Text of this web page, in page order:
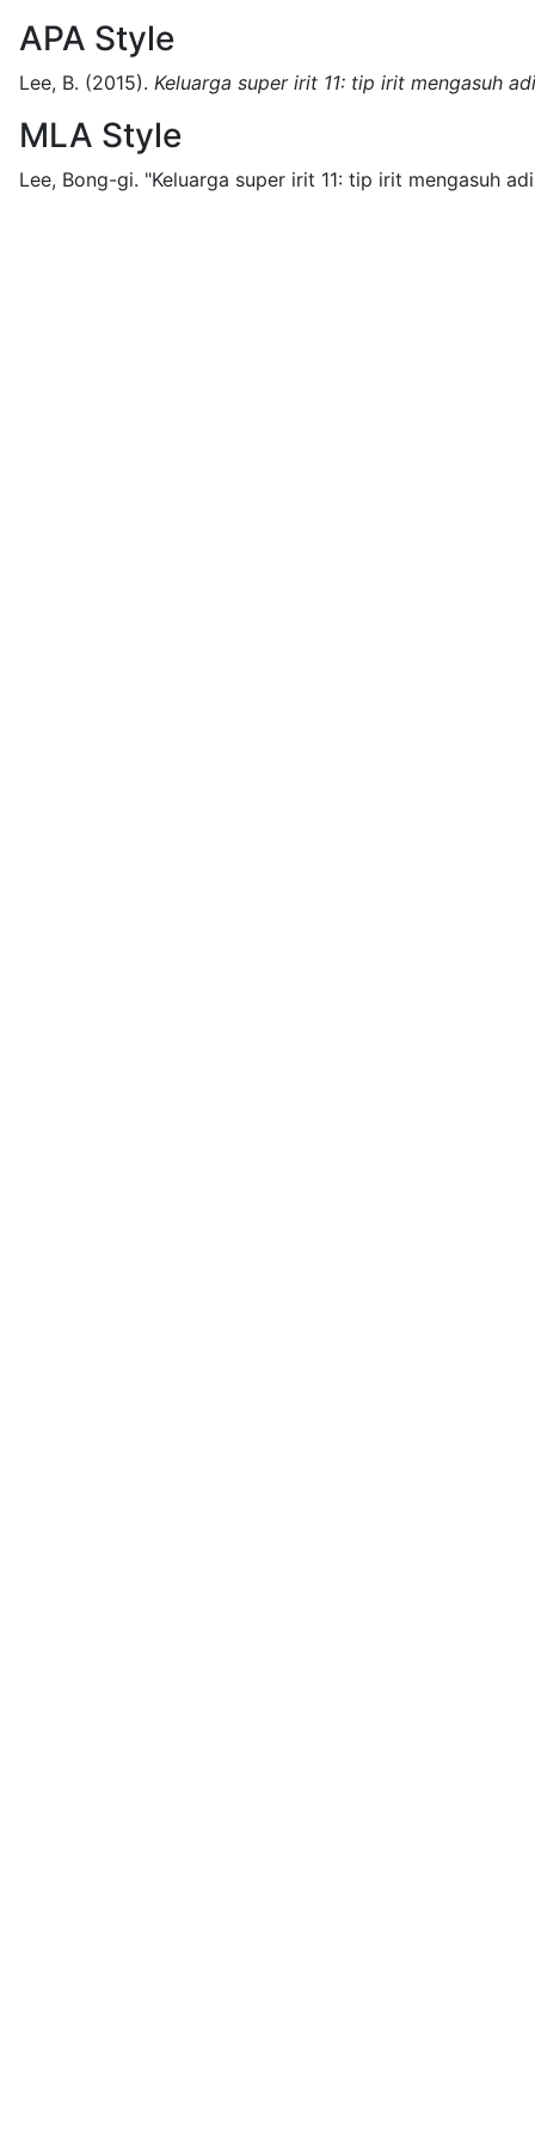
APA Style
Lee, B. (2015). Keluarga super irit 11: tip irit mengasuh
MLA Style
Lee, Bong-gi. "Keluarga super irit 11: tip irit mengasuh